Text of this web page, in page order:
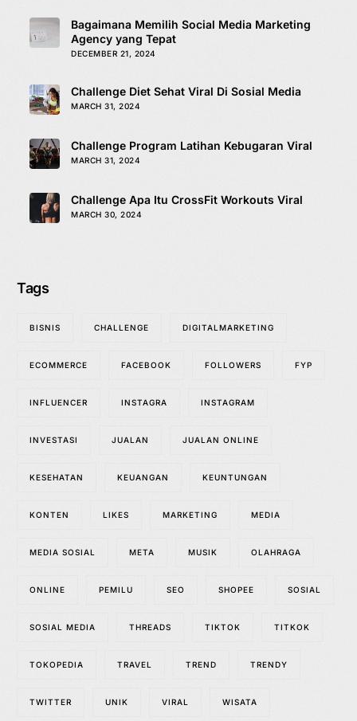
Bagaimana Memilih Social Media Marketing
Agency yang Tepat
DECEMBER 21, 2024
Challenge Diet Sehat Viral Di Sosial Media
MARCH 31, 2024
Challenge Program Latihan Kebugaran Viral
MARCH 31, 2024
Challenge Apa Itu CrossFit Workouts Viral
MARCH 30, 2024
Tags
BISNIS CHALLENGE DIGITALMARKETING
ECOMMERCE FACEBOOK FOLLOWERS FYP
INFLUENCER INSTAGRA INSTAGRAM
INVESTASI JUALAN JUALAN ONLINE
KESEHATAN KEUANGAN KEUNTUNGAN
KONTEN LIKES MARKETING MEDIA
MEDIA SOSIAL META MUSIK OLAHRAGA
ONLINE PEMILU SEO SHOPEE SOSIAL
SOSIAL MEDIA THREADS TIKTOK TITKOK
TOKOPEDIA TRAVEL TREND TRENDY
TWITTER UNIK VIRAL WISATA